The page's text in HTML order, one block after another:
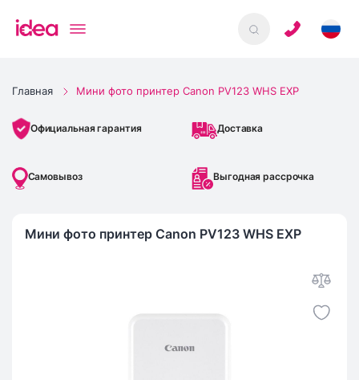
Главная Мини фото принтер Canon PV123 WHS EXP
Официальная гарантия Доставка
Самовывоз Выгодная рассрочка
Мини фото принтер Canon PV123 WHS EXP